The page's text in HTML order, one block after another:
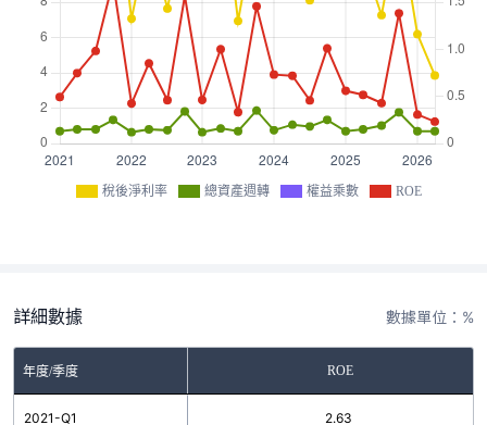
稅後淨利率 總資產週轉 權益乘數 ROE
詳細數據 數據單位：%
年度/季度 ROE
2021-Q1 2.63